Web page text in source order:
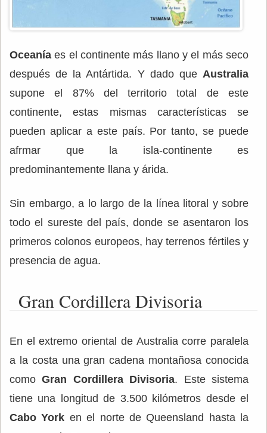
Oceanía es el continente más llano y el más seco
después de la Antártida. Y dado que Australia
supone el 87% del territorio total de este
continente, estas mismas características se
pueden aplicar a este país. Por tanto, se puede
afrmar que la isla-continente es
predominantemente llana y árida.
Sin embargo, a lo largo de la línea litoral y sobre
todo el sureste del país, donde se asentaron los
primeros colonos europeos, hay terrenos fértiles y
presencia de agua.
Gran Cordillera Divisoria
En el extremo oriental de Australia corre paralela
a la costa una gran cadena montañosa conocida
comoGran Cordillera Divisoria. Este sistema
tiene una longitud de 3.500 kilómetros desde el
Cabo York en el norte de Queensland hasta la